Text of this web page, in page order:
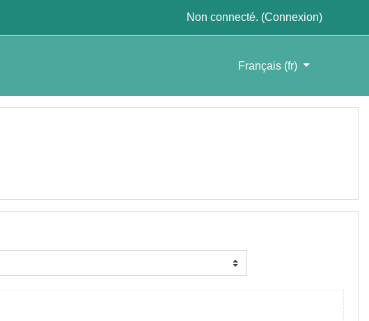
Non connecté. (Connexion)
Français ‎(fr)‎